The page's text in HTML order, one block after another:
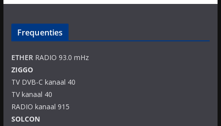
Frequenties
ETHERRADIO 93.0 mHz
ZIGGO
TV DVB-C kanaal 40
TV kanaal 40
RADIO kanaal 915
SOLCON